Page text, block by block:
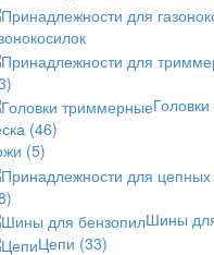
(46)
(5)
Шины
Цепи (33)